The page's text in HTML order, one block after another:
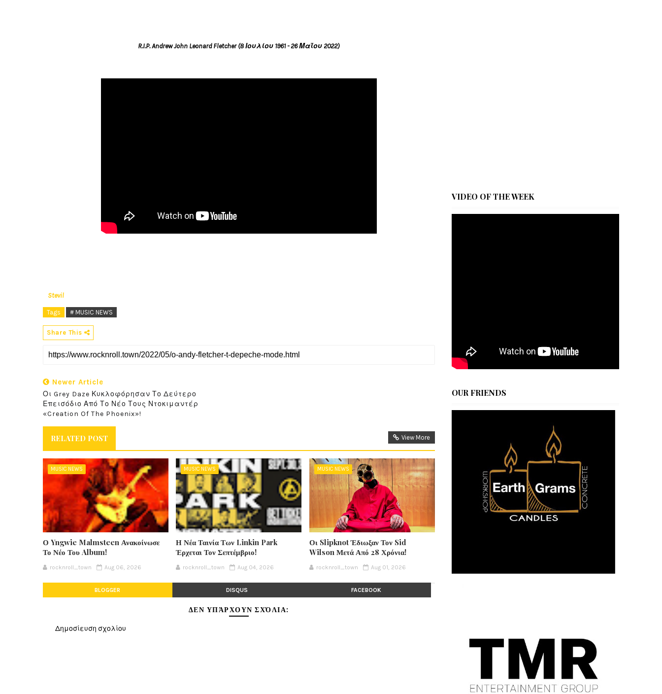
R.I.P. Andrew John Leonard Fletcher (8 Ιουλίου 1961 - 26 Μαΐου 2022)
Stevil
Tags # MUSIC NEWS
Share This
Newer Article
Οι Grey Daze Κυκλοφόρησαν Το Δεύτερο
Επεισόδιο Από Το Νέο Τους Ντοκιμαντέρ
«Creation Of The Phoenix»!
RELATED POST View More
MUSIC NEWS
Ο Yngwie Malmsteen Ανακοίνωσε
Το Νέο Του Album!
rocknroll_town Aug 06, 2026
MUSIC NEWS
Η Νέα Ταινία Των Linkin Park
Έρχεται Τον Σεπτέμβριο!
rocknroll_town Aug 04, 2026
MUSIC NEWS
Οι Slipknot Έδιωξαν Τον Sid
Wilson Μετά Από 28 Χρόνια!
rocknroll_town Aug 01, 2026
BLOGGER DISQUS FACEBOOK
ΔΕΝ ΥΠΆΡΧΟΥΝ ΣΧΌΛΙΑ:
Δημοσίευση σχολίου
VIDEO OF THE WEEK
OUR FRIENDS